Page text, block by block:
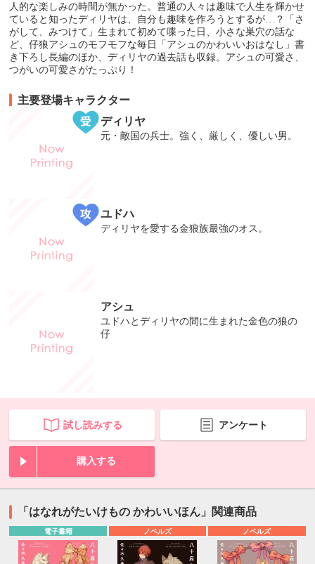
人的な楽しみの時間が無かった。普通の人々は趣味で人生を輝かせ
ていると知ったディリヤは、自分も趣味を作ろうとするが…？「さ
がして、みつけて」生まれて初めて喋った日、小さな巣穴の話な
ど、仔狼アシュのモフモフな毎日「アシュのかわいいおはなし」書
き下ろし長編のほか、ディリヤの過去話も収録。アシュの可愛さ、
つがいの可愛さがたっぷり！
主要登場キャラクター
ディリヤ
元・敵国の兵士。強く、厳しく、優しい男。
ユドハ
ディリヤを愛する金狼族最強のオス。
アシュ
ユドハとディリヤの間に生まれた金色の狼の
仔
試し読みする アンケート
購入する
「はなれがたいけもの かわいいほん」関連商品
電子書籍 ノベルズ ノベルズ